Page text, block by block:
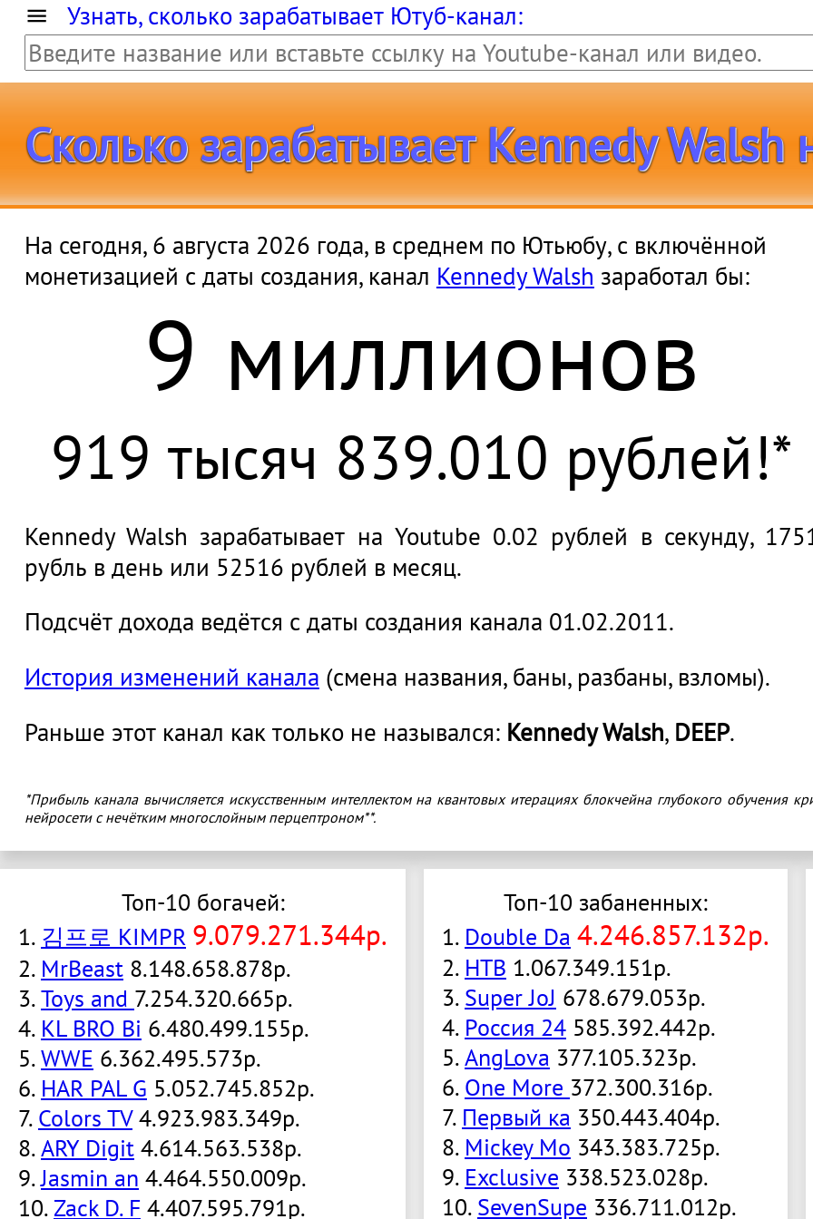
Узнать, сколько зарабатывает Ютуб-канал:
Сколько зарабатывает Kennedy Walsh
На сегодня, 6 августа 2026 года, в среднем по Ютьюбу, с включённой
монетизацией с даты создания, канал Kennedy Walsh заработал бы:
9 миллионов
919 тысяч 839.016 рублей!*
Kennedy Walsh зарабатывает на Youtube 0.02 рублей в секунду,
рубль в день или 52516 рублей в месяц.
Подсчёт дохода ведётся с даты создания канала 01.02.2011.
История изменений канала (смена названия, баны, разбаны, взломы).
Раньше этот канал как только не назывался: Kennedy Walsh, DEEP.
*Прибыль канала вычисляется искусственным интеллектом на квантовых итерациях блокчейна глубокого обучения
нейросети с нечётким многослойным перцептроном**.
Топ-10 богачей:
1. 김프로 KIMPR 9.079.271.344р.
2. MrBeast 8.148.658.878р.
3.Toys and 7.254.320.665р.
4. KL BRO Bi 6.480.499.155р.
5.WWE 6.362.495.573р.
6. HAR PAL G 5.052.745.852р.
7. Colors TV 4.923.983.349р.
8.ARY Digit 4.614.563.538р.
9.Jasmin an 4.464.550.009р.
10. Zack D. F 4.407.595.791р.
Топ-10 забаненных:
1. Double Da 4.246.857.132р.
2. НТВ 1.067.349.151р.
3. Super JoJ 678.679.053р.
4. Россия 24 585.392.442р.
5.AngLova 377.105.323р.
6. One More 372.300.316р.
7. Первый ка 350.443.404р.
8. Mickey Mo 343.383.725р.
9. Exclusive 338.523.028р.
10. SevenSupe 336.711.012р.